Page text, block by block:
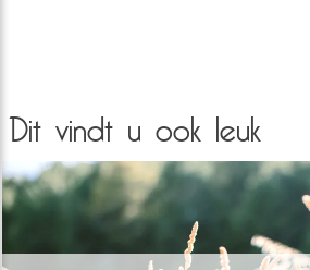
Dit vindt u ook leuk